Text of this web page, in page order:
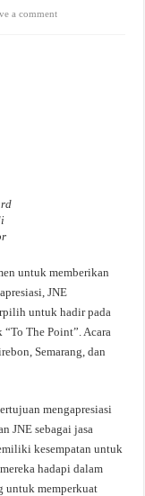
a comment
untuk memberikan
JNE
untuk hadir pada
The Point”. Acara
Semarang, dan
mengapresiasi
JNE sebagai jasa
kesempatan untuk
hadapi dalam
untuk memperkuat